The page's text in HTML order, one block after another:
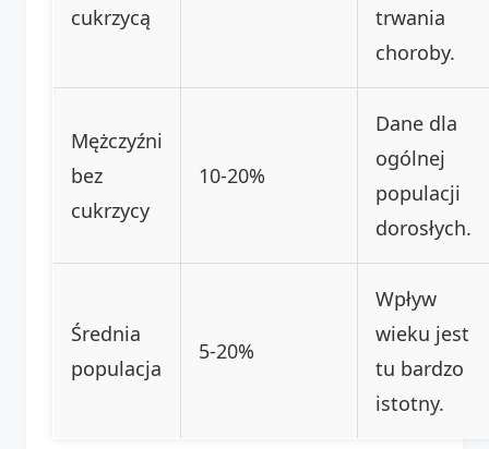
cukrzycą
trwania
choroby.
Mężczyźni
bez
cukrzycy
10-20%
Dane dla
ogólnej
populacji
dorosłych.
Średnia
populacja
5-20%
Wpływ
wieku jest
tu bardzo
istotny.